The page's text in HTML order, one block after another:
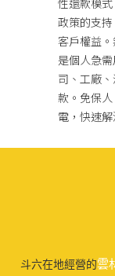
性還款模
政策的支
客戶權益
是個人急
司、工廠
款。免保
電，快速
斗六在地經營的雲